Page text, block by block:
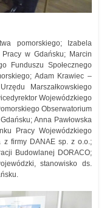
pomorskiego; Izabela
w Gdańsku; Marcin
Funduszu Społecznego
Adam Krawiec –
Marszałkowskiego
Wojewódzkiego
Obserwatorium
Anna Pawłowska
Pracy Wojewódzkiego
z firmy DANAE sp. z o.o.;
Budowlanej DORACO;
stanowisko ds.